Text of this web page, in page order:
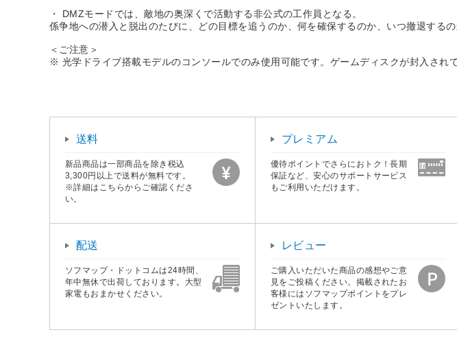
・ DMZモードでは、敵地の奥深くで活動する非公式の工作員となる。
係争地への潜入と脱出のたびに、どの目標を追うのか、何を確保するのか、いつ撤退する
＜ご注意＞
※ 光学ドライブ搭載モデルのコンソールでのみ使用可能です。ゲームディスクが封入されて
送料
新品商品は一部商品を除き税込
3,300円以上で送料が無料です。
※詳細はこちらからご確認くださ
い。
プレミアム
優待ポイントでさらにおトク！長期
保証など、安心のサポートサービス
もご利用いただけます。
配送
ソフマップ・ドットコムは24時間、
年中無休で出荷しております。大型
家電もおまかせください。
レビュー
ご購入いただいた商品の感想やご意
見をご投稿ください。掲載されたお
客様にはソフマップポイントをプレ
ゼントいたします。